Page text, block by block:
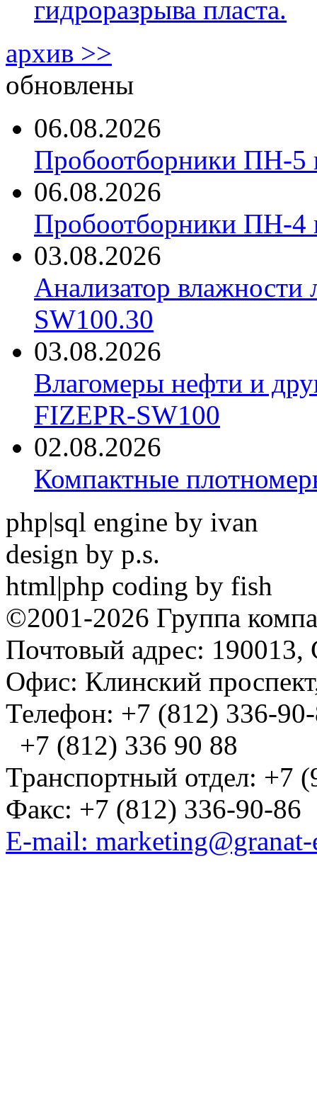
гидроразрыва пласта.
архив >>
обновлены
06.08.2026
Пробоотборники ПН-
06.08.2026
Пробоотборники ПН-
03.08.2026
Анализатор
SW100.30
03.08.2026
Влагомеры нефти и
FIZEPR-SW100
02.08.2026
Компактные
php|sql engine by ivan
design by p.s.
html|php coding by fish
©2001-2026 Группа
Почтовый адрес: 190013,
Офис: Клинский
Телефон: +7 (812) 336-
+7 (812) 336 90 88
Транспортный отдел: +7
Факс: +7 (812) 336-90-86
E-mail: